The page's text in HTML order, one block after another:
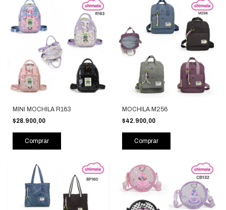
MINI MOCHILA R163
$28.900,00
Comprar
MOCHILA M256
$42.900,00
Comprar